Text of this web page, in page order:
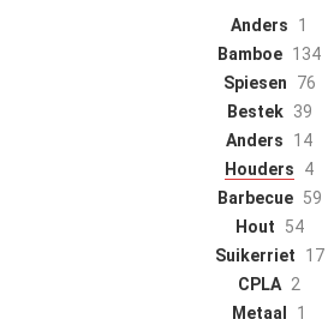
Anders
1
Bamboe 134
Spiesen
76
Bestek 39
Anders
14
Houders
4
Barbecue 59
Hout
54
Suikerriet
17
CPLA 2
Metaal
1